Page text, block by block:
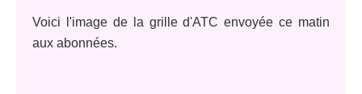
Voici l'image de la grille d'ATC envoyée ce matin
aux abonnées.